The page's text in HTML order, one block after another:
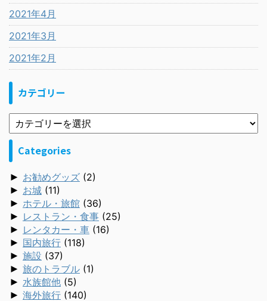
2021年4月
2021年3月
2021年2月
カテゴリー
Categories
► お勧めグッズ (2)
► お城 (11)
► ホテル・旅館 (36)
► レストラン・食事 (25)
► レンタカー・車 (16)
► 国内旅行 (118)
► 施設 (37)
► 旅のトラブル (1)
► 水族館他 (5)
► 海外旅行 (140)